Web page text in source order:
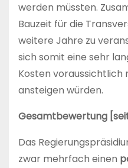
werden müssten.
Bauzeit für die
weitere Jahre zu
sich somit eine sehr
Kosten voraussichtlich
ansteigen würden.
Gesamtbewertung
Das
zwar mehrfach einen